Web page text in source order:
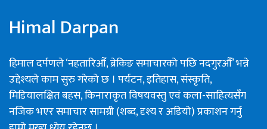
Himal Darpan
हिमाल दर्पणले ‘नहतारिऔँ, ब्रेकिङ समाचारको पछि नदगुरऔँ’ भन्ने
उद्देश्यले काम सुरु गरेको छ । पर्यटन, इतिहास, संस्कृति,
मिडियालक्षित बहस, किनाराकृत विषयवस्तु एवं कला-साहित्यसँग
नजिक भएर समाचार सामग्री (शब्द, दृश्य र अडियो) प्रकाशन गर्नु